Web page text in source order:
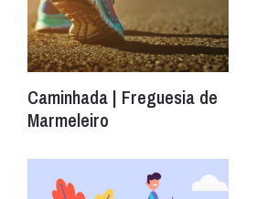
Caminhada | Freguesia de
Marmeleiro